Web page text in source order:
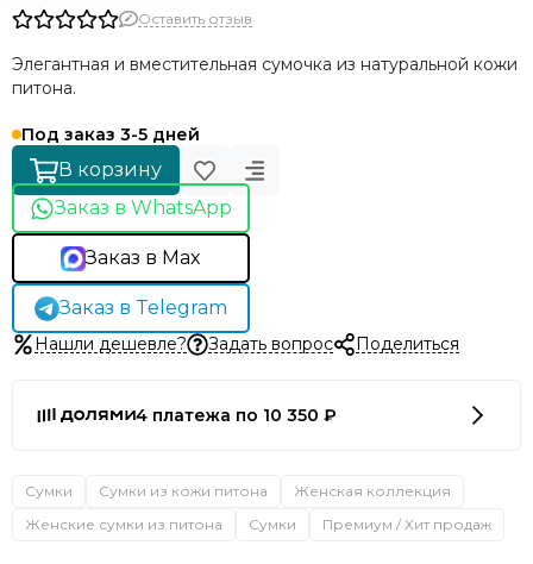
Оставить отзыв
Элегантная и вместительная сумочка из натуральной кожи
питона.
Под заказ 3-5 дней
В корзину
Заказ в WhatsApp
Заказ в Max
Заказ в Telegram
Нашли дешевле? Задать вопрос Поделиться
4 платежа по 10 350 ₽
Сумки Сумки из кожи питона
Женская коллекция
Женские сумки из питона
Сумки Премиум / Хит продаж